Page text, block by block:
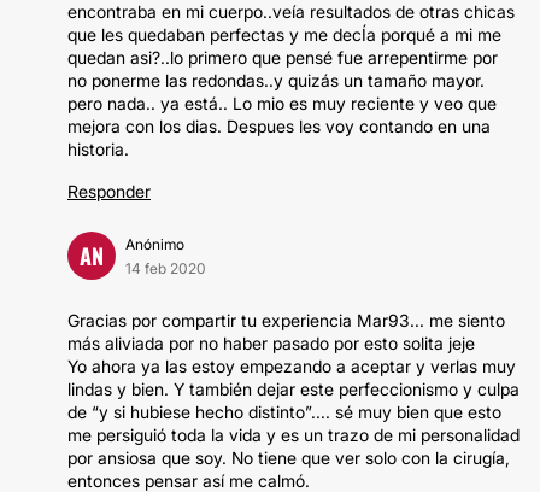
encontraba en mi cuerpo..veía resultados de otras chicas
que les quedaban perfectas y me decÍa porqué a mi me
quedan asi?..lo primero que pensé fue arrepentirme por
no ponerme las redondas..y quizás un tamaño mayor.
pero nada.. ya está.. Lo mio es muy reciente y veo que
mejora con los dias. Despues les voy contando en una
historia.
Responder
AN
Anónimo
14 feb 2020
Gracias por compartir tu experiencia Mar93... me siento
más aliviada por no haber pasado por esto solita jeje
Yo ahora ya las estoy empezando a aceptar y verlas muy
lindas y bien. Y también dejar este perfeccionismo y culpa
de “y si hubiese hecho distinto”.... sé muy bien que esto
me persiguió toda la vida y es un trazo de mi personalidad
por ansiosa que soy. No tiene que ver solo con la cirugía,
entonces pensar así me calmó.